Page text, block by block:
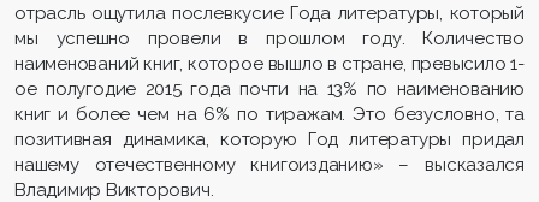
отрасль ощутила послевкусие Года литературы, который
мы успешно провели в прошлом году. Количество
наименований книг, которое вышло в стране, превысило 1-
ое полугодие 2015 года почти на 13% по наименованию
книг и более чем на 6% по тиражам. Это безусловно, та
позитивная динамика, которую Год литературы придал
нашему отечественному книгоизданию» – высказался
Владимир Викторович.